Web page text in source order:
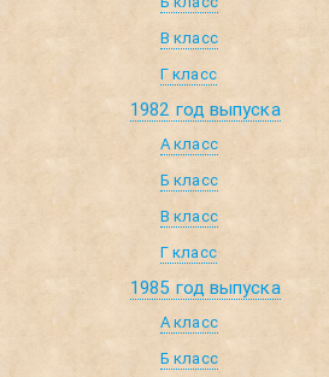
В класс
Г класс
1982 год выпуска
А класс
Б класс
В класс
Г класс
1985 год выпуска
А класс
Б класс